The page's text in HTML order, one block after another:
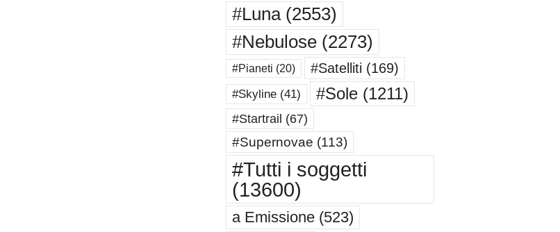
#Luna(2553)
#Nebulose(2273)
#Pianeti (20) #Satelliti (169)
#Skyline(41) #Sole(1211)
#Startrail (67)
#Supernovae (113)
#Tutti i soggetti
(13600)
a Emissione(523)